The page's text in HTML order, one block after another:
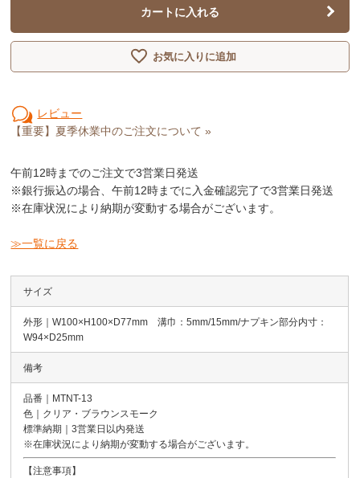
カートに入れる
お気に入りに追加
レビュー
【重要】夏季休業中のご注文について »
午前12時までのご注文で3営業日発送
※銀行振込の場合、午前12時までに入金確認完了で3営業日発送
※在庫状況により納期が変動する場合がございます。
≫一覧に戻る
サイズ
外形｜W100×H100×D77mm 溝巾：5mm/15mm/ナプキン部分内寸：
W94×D25mm
備考
品番｜MTNT-13
色｜クリア・ブラウンスモーク
標準納期｜3営業日以内発送
※在庫状況により納期が変動する場合がございます。
【注意事項】